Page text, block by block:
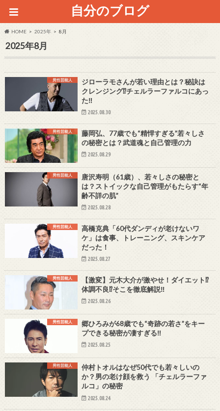
自分のブログ
HOME 2025年 8月
2025年8月
男性芸能人
ジローラモさんが若い理由とは？秘訣は
クレンジング⁉チェルラーファルコにあっ
た‼
2025.08.30
男性芸能人
藤岡弘、77歳でも“精悍すぎる”若々しさ
の秘密とは？武道魂と自己管理の力
2025.08.29
男性芸能人
唐沢寿明（61歳）、若々しさの秘密と
は？ストイックな自己管理がもたらす“年
齢不詳の肌”
2025.08.28
男性芸能人
高橋克典「60代ダンディが老けないワ
ケ」は食事、トレーニング、スキンケア
だった！
2025.08.27
男性芸能人
【激変】元木大介が激やせ！ダイエット⁉
体調不良⁉そこを徹底解説‼
2025.08.26
男性芸能人
郷ひろみが68歳でも“奇跡の若さ”をキー
プできる秘密が凄すぎる‼
2025.08.25
男性芸能人
仲村トオルはなぜ50代でも若々しいの
か？男の老け顔を救う 「チェルラーファ
ルコ」の秘密
2025.08.24